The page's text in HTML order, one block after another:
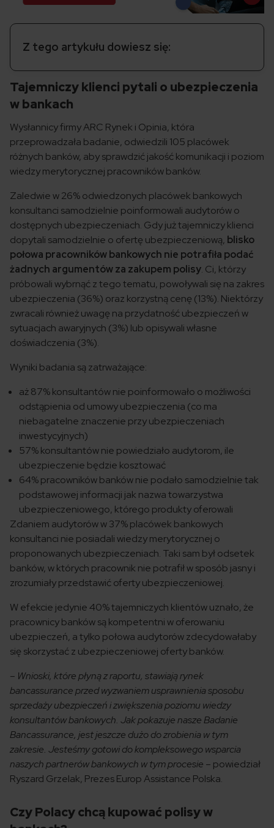
Z tego artykułu dowiesz się:
Tajemniczy klienci pytali o ubezpieczenia
w bankach
Wysłannicy firmy ARC Rynek i Opinia, która
przeprowadzała badanie, odwiedzili 105 placówek
różnych banków, aby sprawdzić jakość komunikacji i poziom
wiedzy merytorycznej pracowników banków.
Zaledwie w 26% odwiedzonych placówek bankowych
konsultanci samodzielnie poinformowali audytorów o
dostępnych ubezpieczeniach. Gdy już tajemniczy klienci
dopytali samodzielnie o ofertę ubezpieczeniową, blisko
połowa pracowników bankowych nie potrafiła podać
żadnych argumentów za zakupem polisy. Ci, którzy
próbowali wybrnąć z tego tematu, powoływali się na zakres
ubezpieczenia (36%) oraz korzystną cenę (13%). Niektórzy
zwracali również uwagę na przydatność ubezpieczeń w
sytuacjach awaryjnych (3%) lub opisywali własne
doświadczenia (3%).
Wyniki badania są zatrważające:
aż 87% konsultantów nie poinformowało o możliwości
odstąpienia od umowy ubezpieczenia (co ma
niebagatelne znaczenie przy ubezpieczeniach
inwestycyjnych)
57% konsultantów nie powiedziało audytorom, ile
ubezpieczenie będzie kosztować
64% pracowników banków nie podało samodzielnie tak
podstawowej informacji jak nazwa towarzystwa
ubezpieczeniowego, którego produkty oferowali
Zdaniem audytorów w 37% placówek bankowych
konsultanci nie posiadali wiedzy merytorycznej o
proponowanych ubezpieczeniach. Taki sam był odsetek
banków, w których pracownik nie potrafił w sposób jasny i
zrozumiały przedstawić oferty ubezpieczeniowej.
W efekcie jedynie 40% tajemniczych klientów uznało, że
pracownicy banków są kompetentni w oferowaniu
ubezpieczeń, a tylko połowa audytorów zdecydowałaby
się skorzystać z ubezpieczeniowej oferty banków.
– Wnioski, które płyną z raportu, stawiają rynek
bancassurance przed wyzwaniem usprawnienia sposobu
sprzedaży ubezpieczeń i zwiększenia poziomu wiedzy
konsultantów bankowych. Jak pokazuje nasze Badanie
Bancassurance, jest jeszcze dużo do zrobienia w tym
zakresie. Jesteśmy gotowi do kompleksowego wsparcia
naszych partnerów bankowych w tym procesie – powiedział
Ryszard Grzelak, Prezes Europ Assistance Polska.
Czy Polacy chcą kupować polisy w